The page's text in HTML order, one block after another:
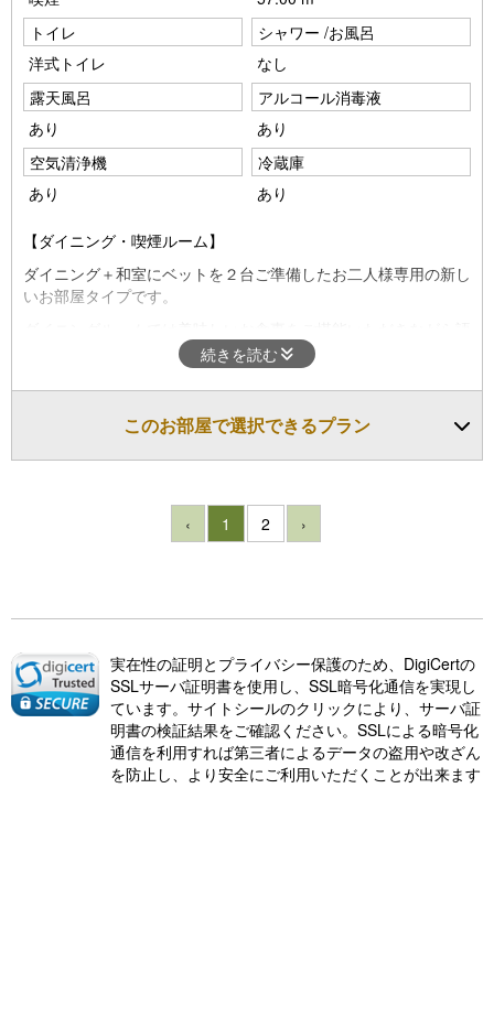
o
u
s
トイレ
洋式トイレ
シャワー /お風呂
なし
露天風呂
あり
アルコール消毒液
あり
空気清浄機
あり
冷蔵庫
あり
【ダイニング・喫煙ルーム】
ダイニング＋和室にベットを２台ご準備したお二人様専用の新し
いお部屋タイプです。
お迎えくださいませ。
お部屋には半露天風呂が備わっており、シャワーブースを新しく
がら、温泉をお楽しみくださいませ。
全室にReFa（ドライヤー・ヘアアイロン・シャワーヘッド・シ
続きを読む
このお部屋で選択できるプラン
‹ 1 2 ›
実在性の証明とプライバシー保護のため、DigiCertの
SSLサーバ証明書を使用し、SSL暗号化通信を実現し
ています。サイトシールのクリックにより、サーバ証
明書の検証結果をご確認ください。SSLによる暗号化
通信を利用すれば第三者によるデータの盗用や改ざん
を防止し、より安全にご利用いただくことが出来ます